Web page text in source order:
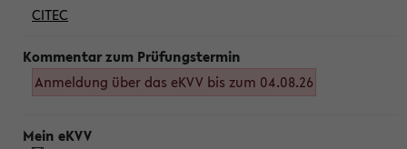
CITEC
Anmeldung über das eKVV bis zum 04.08.26